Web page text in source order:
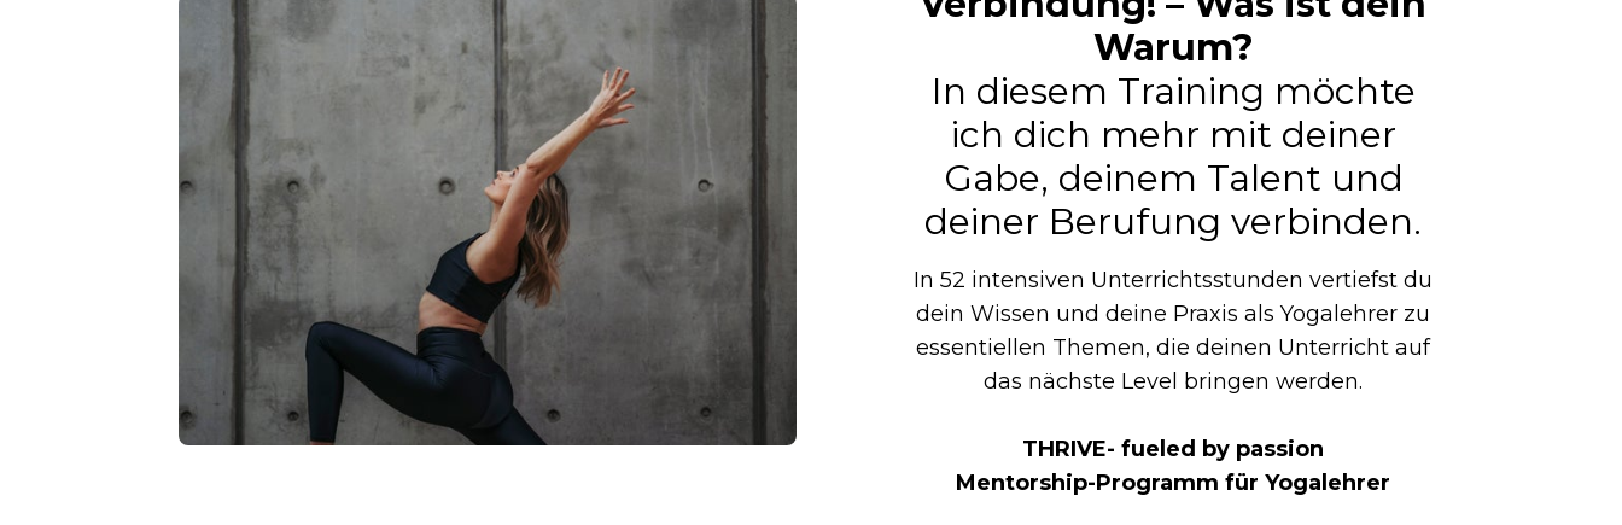
Warum?
In diesem Training möchte
ich dich mehr mit deiner
Gabe, deinem Talent und
deiner Berufung verbinden.
In 52 intensiven Unterrichtsstunden vertiefst du
dein Wissen und deine Praxis als Yogalehrer zu
essentiellen Themen, die deinen Unterricht auf
das nächste Level bringen werden.
THRIVE- fueled by passion
Mentorship-Programm für Yogalehrer